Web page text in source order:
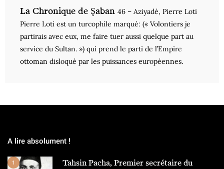
La Chronique de Şaban 46 – Aziyadé, Pierre Loti
Pierre Loti est un turcophile marqué: (« Volontiers je
partirais avec eux, me faire tuer aussi quelque part au
service du Sultan. ») qui prend le parti de l’Empire
ottoman disloqué par les puissances européennes.
A lire absolument !
1
Tahsin Pacha, Premier secrétaire du